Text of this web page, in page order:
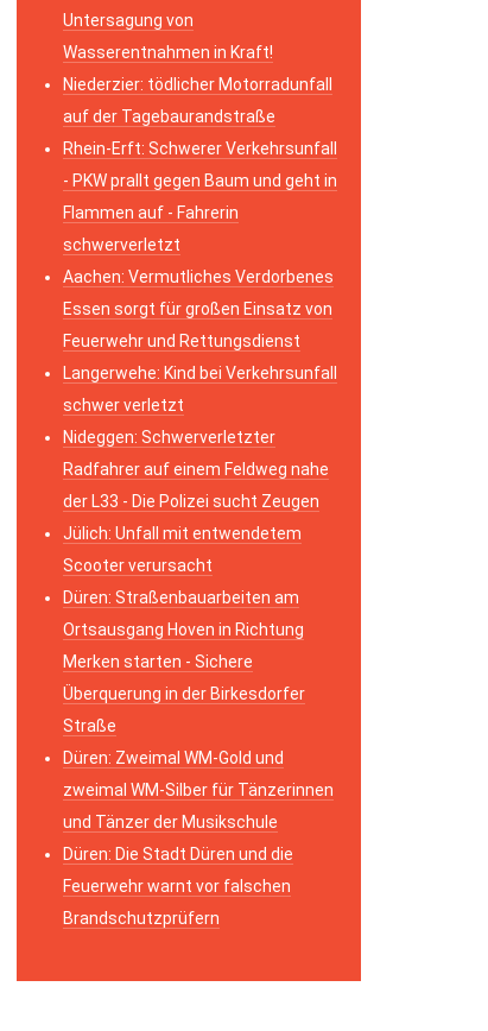
Untersagung von
Wasserentnahmen in Kraft!
Niederzier: tödlicher Motorradunfall
auf der Tagebaurandstraße
Rhein-Erft: Schwerer Verkehrsunfall
- PKW prallt gegen Baum und geht in
Flammen auf - Fahrerin
schwerverletzt
Aachen: Vermutliches Verdorbenes
Essen sorgt für großen Einsatz von
Feuerwehr und Rettungsdienst
Langerwehe: Kind bei Verkehrsunfall
schwer verletzt
Nideggen: Schwerverletzter
Radfahrer auf einem Feldweg nahe
der L33 - Die Polizei sucht Zeugen
Jülich: Unfall mit entwendetem
Scooter verursacht
Düren: Straßenbauarbeiten am
Ortsausgang Hoven in Richtung
Merken starten - Sichere
Überquerung in der Birkesdorfer
Straße
Düren: Zweimal WM-Gold und
zweimal WM-Silber für Tänzerinnen
und Tänzer der Musikschule
Düren: Die Stadt Düren und die
Feuerwehr warnt vor falschen
Brandschutzprüfern